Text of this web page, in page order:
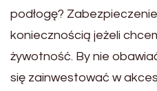
podłogę?
koniecznością jeżeli
żywotność. By nie
się zainwestować w